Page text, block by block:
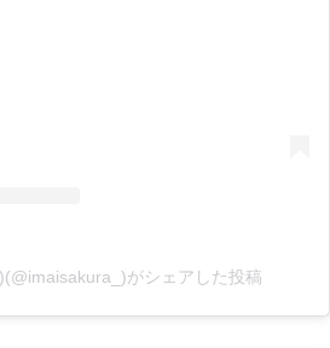
がシェアした投稿